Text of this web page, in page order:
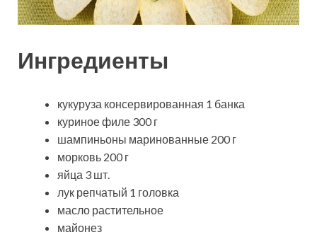
Ингредиенты
кукуруза консервированная 1 банка
куриное филе 300 г
шампиньоны маринованные 200 г
морковь 200 г
яйца 3 шт.
лук репчатый 1 головка
масло растительное
майонез